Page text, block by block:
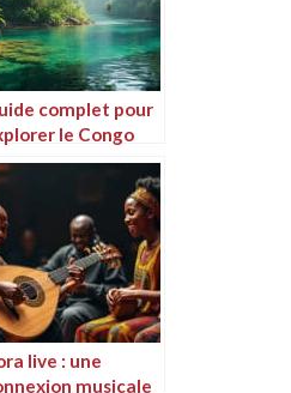
complet pour
le Congo
Wikitravel
live : une
musicale